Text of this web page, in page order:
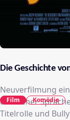
Die Geschichte
Neuverfilmung
deutscher
Titelrolle und
Film Komödie